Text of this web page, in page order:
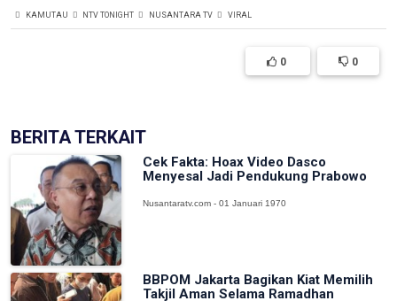
KAMUTAU NTV TONIGHT NUSANTARA TV VIRAL
0 0
BERITA TERKAIT
Cek Fakta: Hoax Video Dasco
Menyesal Jadi Pendukung Prabowo
Nusantaratv.com - 01 Januari 1970
BBPOM Jakarta Bagikan Kiat Memilih
Takjil Aman Selama Ramadhan